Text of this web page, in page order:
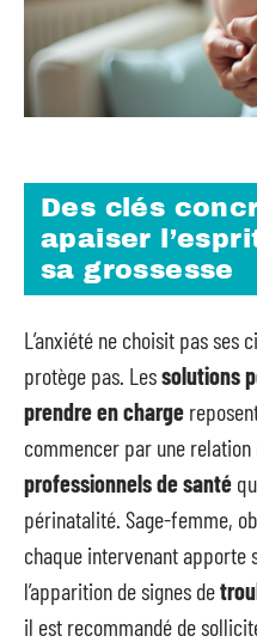
Des clés
apaiser
sa grossesse
L’anxiété ne choisit pas ses
protège pas. Lessolutions
prendre en charge
commencer par une
professionnels de santé
périnatalité. Sage-femme,
chaque intervenant apporte
l’apparition de signes de
il est recommandé de